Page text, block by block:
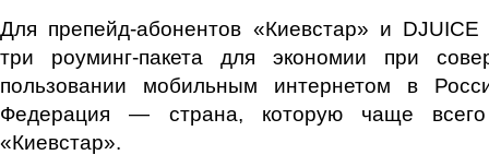
Для препейд-абонентов «Киевстар» и DJUICE
три роуминг-пакета для экономии при
пользовании мобильным интернетом в
Федерация — страна, которую чаще
«Киевстар».